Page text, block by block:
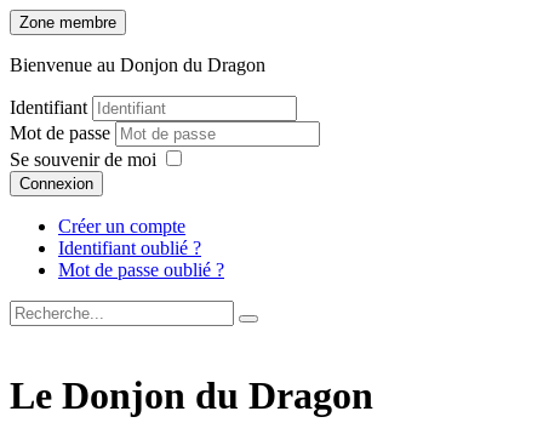
Zone membre
Bienvenue au Donjon du Dragon
Identifiant
Mot de passe
Se souvenir de moi
Connexion
Créer un compte
Identifiant oublié ?
Mot de passe oublié ?
Le Donjon du Dragon